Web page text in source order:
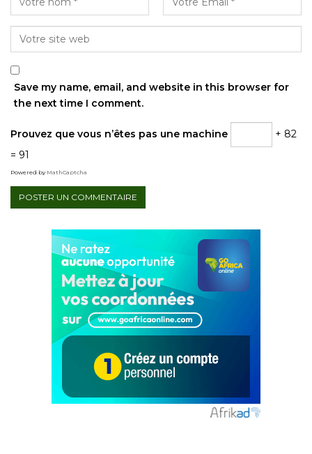
Save my name, email, and website in this browser for
the next time I comment.
Prouvez que vous n’êtes pas une machine
+ 82
= 91
Powered by MathCaptcha